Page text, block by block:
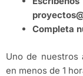
Completa
Uno de nuestros
en menos de 1